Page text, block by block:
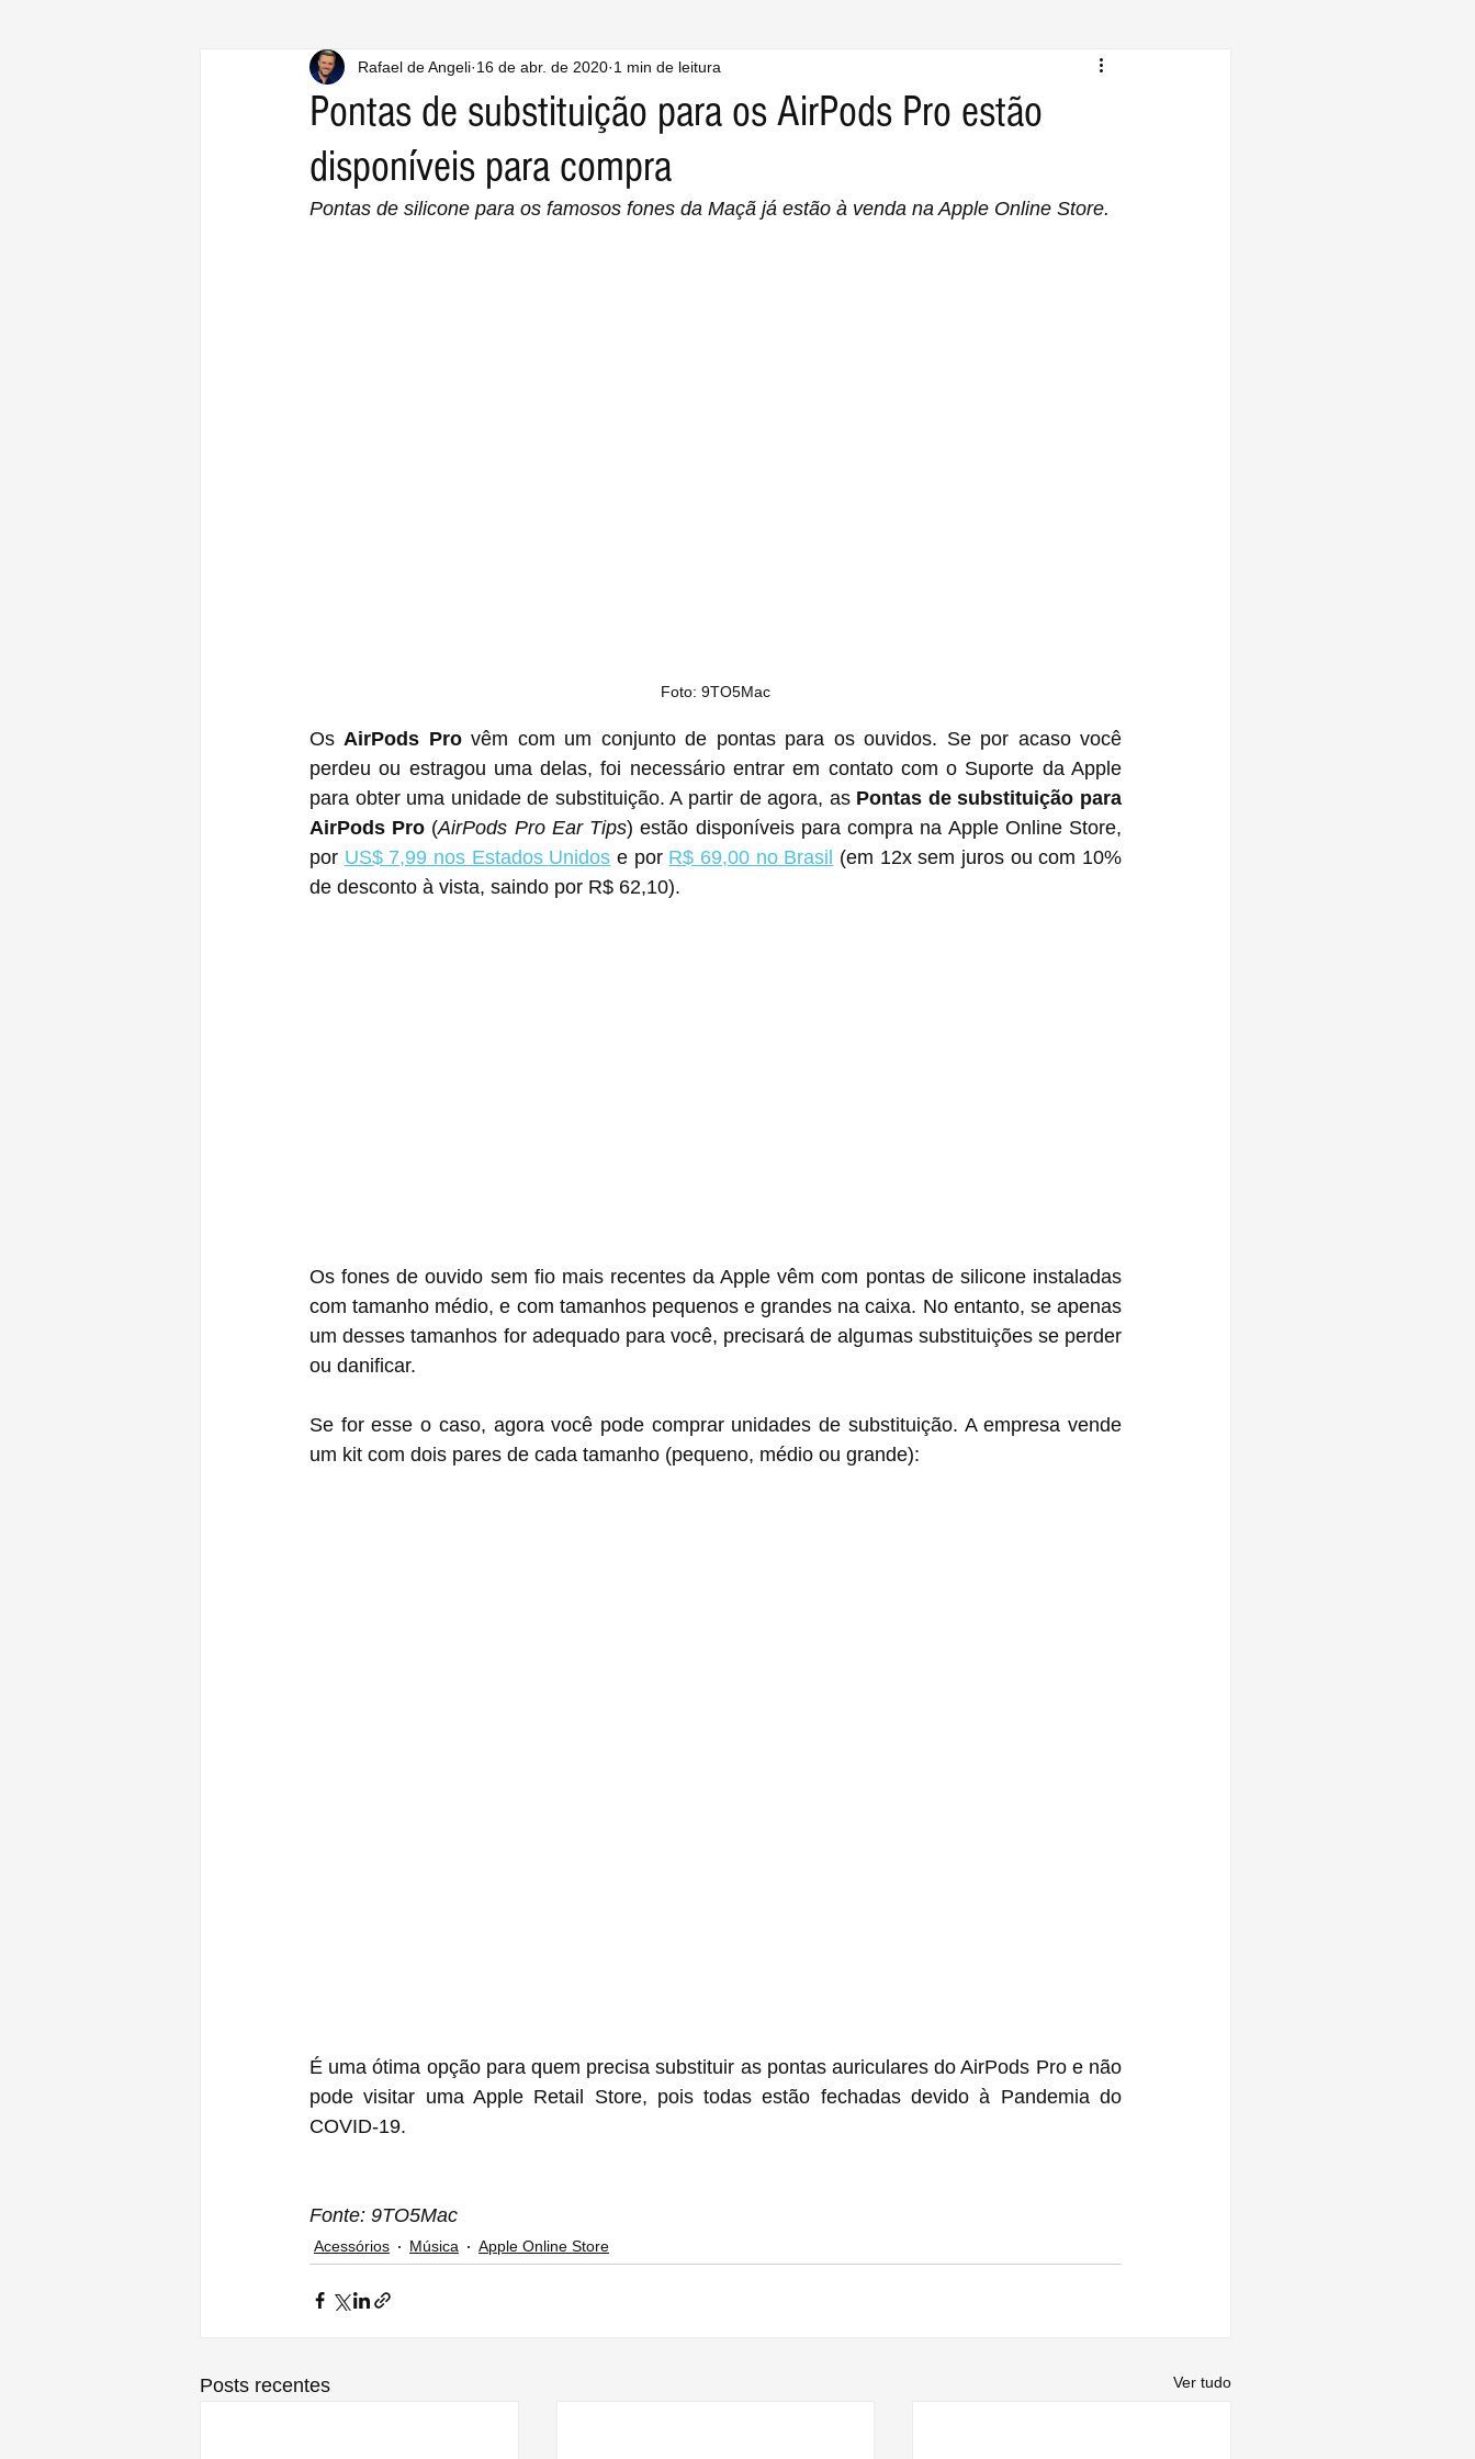
Pontas de substituição para os AirPods Pro estão
disponíveis para compra
Rafael de Angeli 16 de abr. de 2020 1 min de leitura
Pontas de silicone para os famosos fones da Maçã já estão à venda na Apple Online Store.
Foto: 9TO5Mac
Os AirPods Pro vêm com um conjunto de pontas para os ouvidos. Se por acaso você
perdeu ou estragou uma delas, foi necessário entrar em contato com o Suporte da Apple
para obter uma unidade de substituição. A partir de agora, as Pontas de substituição para
AirPods Pro (AirPods Pro Ear Tips) estão disponíveis para compra na Apple Online Store,
por US$ 7,99 nos Estados Unidos e por R$ 69,00 no Brasil (em 12x sem juros ou com 10%
de desconto à vista, saindo por R$ 62,10).
Os fones de ouvido sem fio mais recentes da Apple vêm com pontas de silicone instaladas
com tamanho médio, e com tamanhos pequenos e grandes na caixa. No entanto, se apenas
um desses tamanhos for adequado para você, precisará de algumas substituições se perder
ou danificar.
Se for esse o caso, agora você pode comprar unidades de substituição. A empresa vende
um kit com dois pares de cada tamanho (pequeno, médio ou grande):
É uma ótima opção para quem precisa substituir as pontas auriculares do AirPods Pro e não
pode visitar uma Apple Retail Store, pois todas estão fechadas devido à Pandemia do
COVID-19.
Fonte: 9TO5Mac
Acessórios Música Apple Online Store
Posts recentes Ver tudo